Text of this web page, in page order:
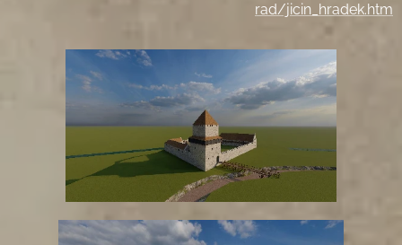
rad/jicin_hradek.htm